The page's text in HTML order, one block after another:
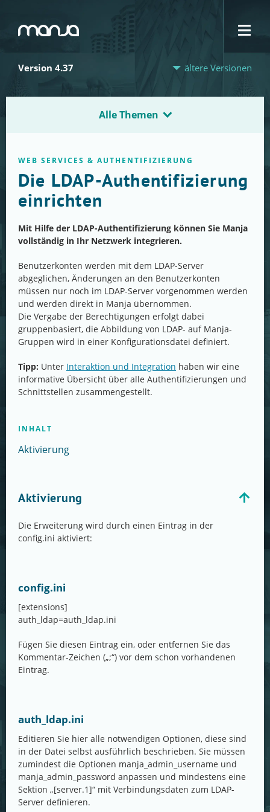
Navigation
Version 4.37 ältere Versionen
Alle Themen
WEB SERVICES & AUTHENTIFIZIERUNG
Die LDAP-Authentifizierung
einrichten
Mit Hilfe der LDAP-Authentifizierung können Sie Manja
vollständig in Ihr Netzwerk integrieren.
Benutzerkonten werden mit dem LDAP-Server
abgeglichen, Änderungen an den Benutzerkonten
müssen nur noch im LDAP-Server vorgenommen werden
und werden direkt in Manja übernommen.
Die Vergabe der Berechtigungen erfolgt dabei
gruppenbasiert, die Abbildung von LDAP- auf Manja-
Gruppen wird in einer Konfigurationsdatei definiert.
Tipp: Unter Interaktion und Integration haben wir eine
informative Übersicht über alle Authentifizierungen und
Schnittstellen zusammengestellt.
INHALT
Aktivierung
Aktivierung
Die Erweiterung wird durch einen Eintrag in der
config.ini aktiviert:
config.ini
[extensions]
auth_ldap=auth_ldap.ini
Fügen Sie diesen Eintrag ein, oder entfernen Sie das
Kommentar-Zeichen („;“) vor dem schon vorhandenen
Eintrag.
auth_ldap.ini
Editieren Sie hier alle notwendigen Optionen, diese sind
in der Datei selbst ausführlich beschrieben. Sie müssen
zumindest die Optionen manja_admin_username und
manja_admin_password anpassen und mindestens eine
Sektion „[server.1]“ mit Verbindungsdaten zum LDAP-
Server definieren.